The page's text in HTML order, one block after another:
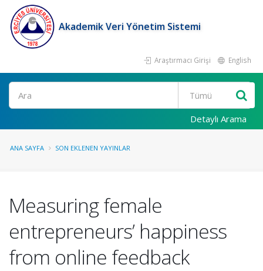
Akademik Veri Yönetim Sistemi
Araştırmacı Girişi English
Ara
Detaylı Arama
ANA SAYFA SON EKLENEN YAYINLAR
Measuring female
entrepreneurs’ happiness
from online feedback